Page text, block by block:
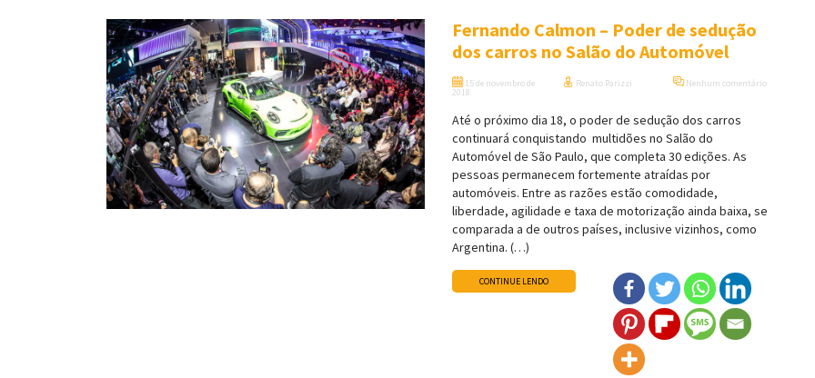
Fernando Calmon – Poder de sedução
dos carros no Salão do Automóvel
15 de novembro de
2018
Renato Parizzi Nenhum comentário
Até o próximo dia 18, o poder de sedução dos carros
continuará conquistando multidões no Salão do
Automóvel de São Paulo, que completa 30 edições. As
pessoas permanecem fortemente atraídas por
automóveis. Entre as razões estão comodidade,
liberdade, agilidade e taxa de motorização ainda baixa, se
comparada a de outros países, inclusive vizinhos, como
Argentina. (…)
CONTINUE LENDO